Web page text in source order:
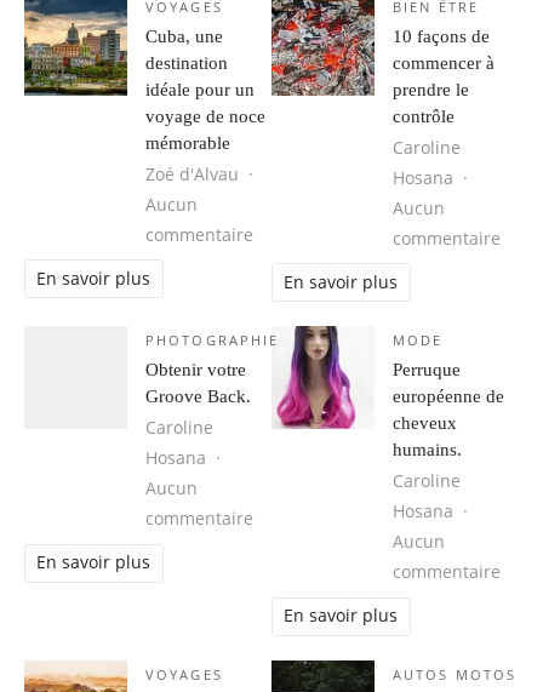
VOYAGES
Cuba, une
destination
idéale pour un
voyage de noce
mémorable
Zoé d'Alvau
Aucun
commentaire sur Cuba, une destination idéale
En savoir plus
BIEN ÊTRE
10 façons de
commencer à
prendre le
contrôle
Caroline
Hosana
Aucun
commentaire
En savoir plus
PHOTOGRAPHIE
Obtenir votre
Groove Back.
Caroline
Hosana
Aucun
commentaire sur Obtenir votre Groove Back.
En savoir plus
MODE
Perruque
européenne de
cheveux
humains.
Caroline
Hosana
Aucun
commentaire
En savoir plus
VOYAGES AUTOS MOTOS